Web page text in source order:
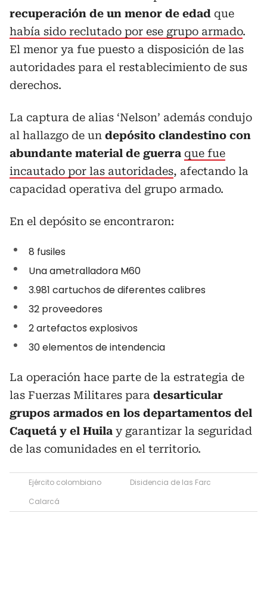
recuperación de un menor de edad que
había sido reclutado por ese grupo armado.
El menor ya fue puesto a disposición de las
autoridades para el restablecimiento de sus
derechos.
La captura de alias ‘Nelson’ además condujo
al hallazgo de un depósito clandestino con
abundante material de guerra que fue
incautado por las autoridades, afectando la
capacidad operativa del grupo armado.
En el depósito se encontraron:
8 fusiles
Una ametralladora M60
3.981 cartuchos de diferentes calibres
32 proveedores
2 artefactos explosivos
30 elementos de intendencia
La operación hace parte de la estrategia de
las Fuerzas Militares para desarticular
grupos armados en los departamentos del
Caquetá y el Huila y garantizar la seguridad
de las comunidades en el territorio.
Ejército colombiano
Disidencia de las Farc
Calarcá